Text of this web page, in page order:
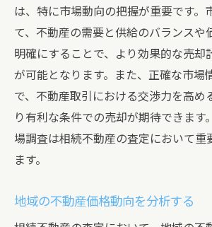
は、特に市場動向の把握が重要です。
て、不動産の需要と供給のバランスや
明確にすることで、より効果的な売却
が可能となります。また、正確な市場
で、不動産取引における交渉力を高め
り有利な条件での売却が期待できます
場調査は相続不動産の査定において重
ます。
地域の不動産価格動向を分析する